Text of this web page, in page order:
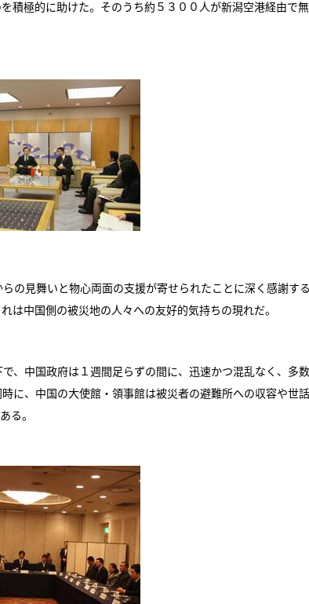
極的に助けた。そのうち約５３００人が新潟空港経由で
見舞いと物心両面の支援が寄せられたことに深く感謝す
は中国側の被災地の人々への友好的気持ちの現れだ。
中国政府は１週間足らずの間に、迅速かつ混乱なく、多
、中国の大使館・領事館は被災者の避難所への収容や世
る。